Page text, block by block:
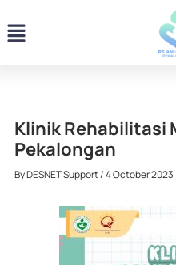
to
content
Menu
Klinik Rehabilitasi
Pekalongan
ByDESNET Support/4 October 2023